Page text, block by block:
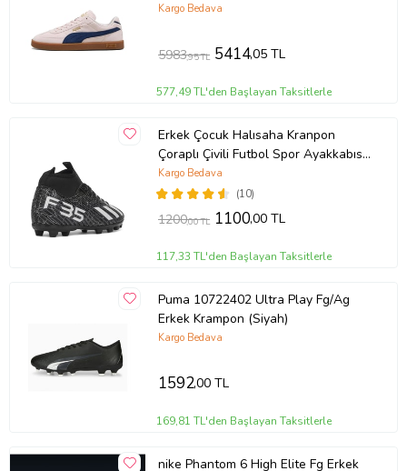
Kargo Bedava
5983,95 TL 5414,05 TL
577,49 TL'den Başlayan Taksitlerle
Erkek Çocuk Halısaha Kranpon
Çoraplı Çivili Futbol Spor Ayakkabısı
F35KR (Siyah - Beyaz)
(10)
Kargo Bedava
1200,00 TL 1100,00 TL
117,33 TL'den Başlayan Taksitlerle
Puma 10722402 Ultra Play Fg/Ag
Erkek Krampon (Siyah)
Kargo Bedava
1592,00 TL
169,81 TL'den Başlayan Taksitlerle
nike Phantom 6 High Elite Fg Erkek